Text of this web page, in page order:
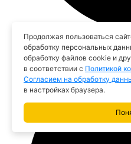
Производительность: 100 т\ч
Продолжая пользоваться
обработку персональных
обработку файлов cookie и
в соответствии с Политикой
Согласием на обработку
в настройках браузера.